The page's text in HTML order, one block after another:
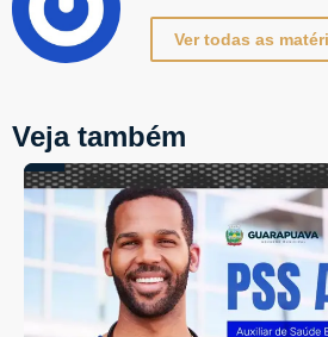
Ver todas as
Veja também